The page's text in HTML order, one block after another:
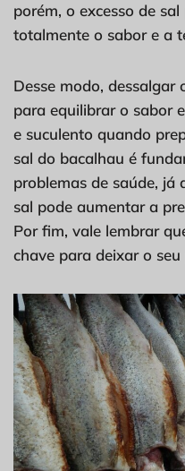
porém, o excesso de
totalmente o sabor e a
Desse modo, dessalgar
para equilibrar o sabor
e suculento quando
sal do bacalhau é
problemas de saúde, já
sal pode aumentar a
Por fim, vale lembrar
chave para deixar o